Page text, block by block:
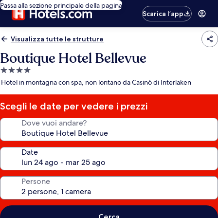
Passa alla sezione principale della pagina
Scarica l’app
Visualizza tutte le strutture
Boutique Hotel Bellevue
Struttura
a
stelle
Hotel in montagna con spa, non lontano da Casinò di Interlaken
Scegli le date per vedere i prezzi
Dove vuoi andare?
Date
Persone